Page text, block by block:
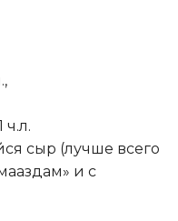
сыр (лучше всего
и с